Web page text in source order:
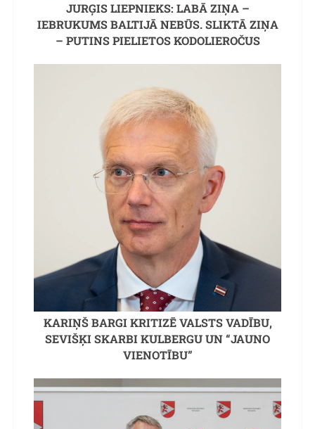
JURĢIS LIEPNIEKS: LABĀ ZIŅA –
IEBRUKUMS BALTIJĀ NEBŪS. SLIKTĀ ZIŅA
– PUTINS PIELIETOS KODOLIEROČUS
KARIŅŠ BARGI KRITIZĒ VALSTS VADĪBU,
SEVIŠĶI SKARBI KULBERGU UN “JAUNO
VIENOTĪBU”